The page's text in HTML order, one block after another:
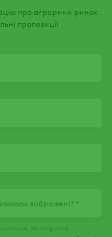
про аграрний ринок
пропозиції
зображені?
символи, які зображені